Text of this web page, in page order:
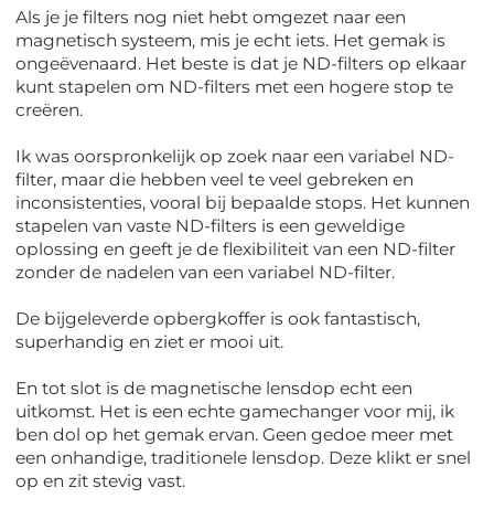
Als je je filters nog niet hebt omgezet naar een
magnetisch systeem, mis je echt iets. Het gemak is
ongeëvenaard. Het beste is dat je ND-filters op elkaar
kunt stapelen om ND-filters met een hogere stop te
creëren.
Ik was oorspronkelijk op zoek naar een variabel ND-
filter, maar die hebben veel te veel gebreken en
inconsistenties, vooral bij bepaalde stops. Het kunnen
stapelen van vaste ND-filters is een geweldige
oplossing en geeft je de flexibiliteit van een ND-filter
zonder de nadelen van een variabel ND-filter.
De bijgeleverde opbergkoffer is ook fantastisch,
superhandig en ziet er mooi uit.
En tot slot is de magnetische lensdop echt een
uitkomst. Het is een echte gamechanger voor mij, ik
ben dol op het gemak ervan. Geen gedoe meer met
een onhandige, traditionele lensdop. Deze klikt er snel
op en zit stevig vast.